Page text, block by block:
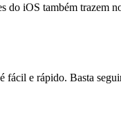
do iOS também trazem
e rápido. Basta